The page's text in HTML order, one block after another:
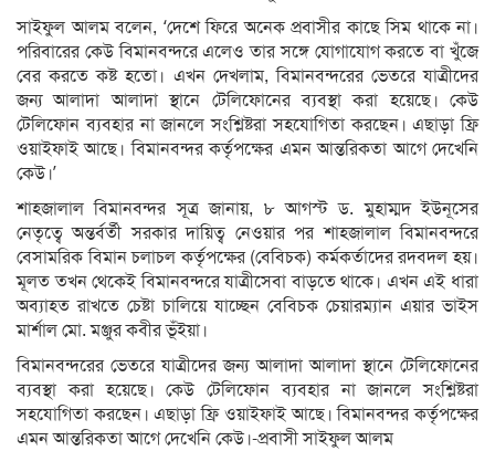
সাইফুল আলম বলেন, ‘দেশে ফিরে অনেক প্রবাসীর কাছে সিম থাকে না।
পরিবারের কেউ বিমানবন্দরে এলেও তার সঙ্গে যোগাযোগ করতে বা খুঁজে
বের করতে কষ্ট হতো। এখন দেখলাম, বিমানবন্দরের ভেতরে যাত্রীদের
জন্য আলাদা আলাদা স্থানে টেলিফোনের ব্যবস্থা করা হয়েছে। কেউ
টেলিফোন ব্যবহার না জানলে সংশ্লিষ্টরা সহযোগিতা করছেন। এছাড়া ফ্রি
ওয়াইফাই আছে। বিমানবন্দর কর্তৃপক্ষের এমন আন্তরিকতা আগে দেখেনি
কেউ।’
শাহজালাল বিমানবন্দর সূত্র জানায়, ৮ আগস্ট ড. মুহাম্মদ ইউনূসের
নেতৃত্বে অন্তর্বর্তী সরকার দায়িত্ব নেওয়ার পর শাহজালাল বিমানবন্দরে
বেসামরিক বিমান চলাচল কর্তৃপক্ষের (বেবিচক) কর্মকর্তাদের রদবদল হয়।
মূলত তখন থেকেই বিমানবন্দরে যাত্রীসেবা বাড়তে থাকে। এখন এই ধারা
অব্যাহত রাখতে চেষ্টা চালিয়ে যাচ্ছেন বেবিচক চেয়ারম্যান এয়ার ভাইস
মার্শাল মো. মঞ্জুর কবীর ভূঁইয়া।
বিমানবন্দরের ভেতরে যাত্রীদের জন্য আলাদা আলাদা স্থানে টেলিফোনের
ব্যবস্থা করা হয়েছে। কেউ টেলিফোন ব্যবহার না জানলে সংশ্লিষ্টরা
সহযোগিতা করছেন। এছাড়া ফ্রি ওয়াইফাই আছে। বিমানবন্দর কর্তৃপক্ষের
এমন আন্তরিকতা আগে দেখেনি কেউ।-প্রবাসী সাইফুল আলম